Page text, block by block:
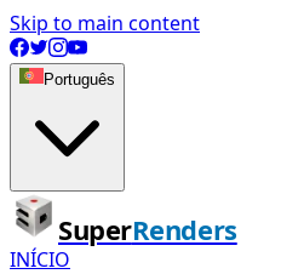
Skip to main content
Português
SuperRenders
INÍCIO